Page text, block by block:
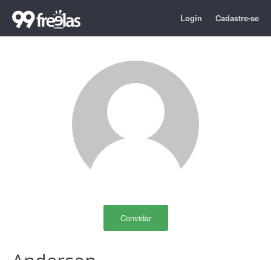
Login Cadastre-se
Convidar